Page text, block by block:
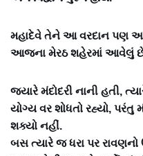
મહાદેવે તેને આ વરદાન પણ
આજના મેરઠ શહેરમાં આવેલું
જ્યારે મંદોદરી નાની હતી,
યોગ્ય વર શોધતો રહ્યો, પરંતુ
શક્યો નહીં.
બસ ત્યારે જ ધરા પર